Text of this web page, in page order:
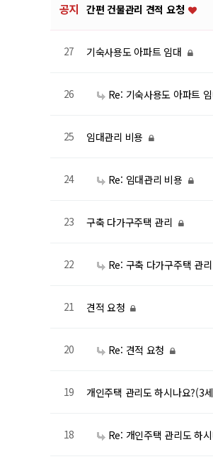
공지 간편 건물관리 견적 요청
27 기숙사용도 아파트 임대
26 Re: 기숙사용도 아파트
25 임대관리 비용
24 Re: 임대관리 비용
23 구축 다가구주택 관리
22 Re: 구축 다가구주택 관리
21 견적 요청
20 Re: 견적 요청
19 개인주택 관리도 하시나요?(3
18 Re: 개인주택 관리도 하